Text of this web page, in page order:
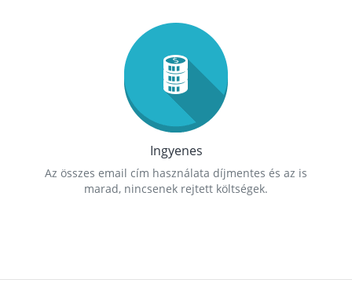
Ingyenes
Az összes email cím használata díjmentes és az is
marad, nincsenek rejtett költségek.